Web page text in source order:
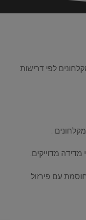
לפי דרישות
.
מדוייקים.
עם פירזול